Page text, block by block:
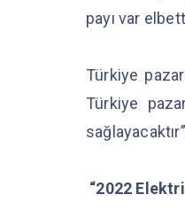
payı var
Türkiye
Türkiye
“2022